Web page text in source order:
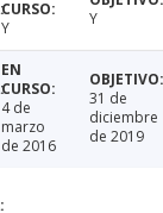
Y Y
4 de
marzo
de 2016
31 de
diciembre
de 2019